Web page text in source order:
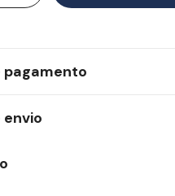
pagamento
envio